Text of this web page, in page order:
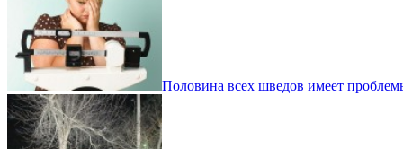
Половина всех шведов имеет